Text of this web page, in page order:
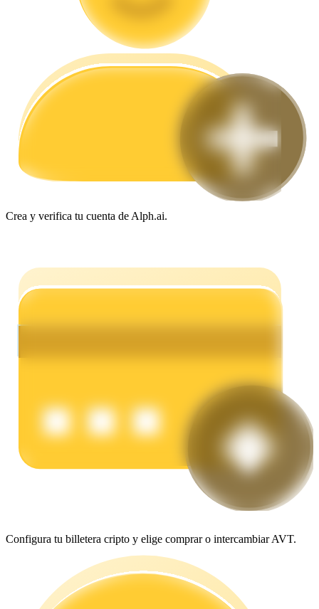
Guía de inicio de futuros
Estrategias comerciales
Earn
Gana recompensas competitivas diariamente
Crea y verifica tu cuenta de Alph.ai.
Configura tu billetera cripto y elige comprar o intercambiar AVT.